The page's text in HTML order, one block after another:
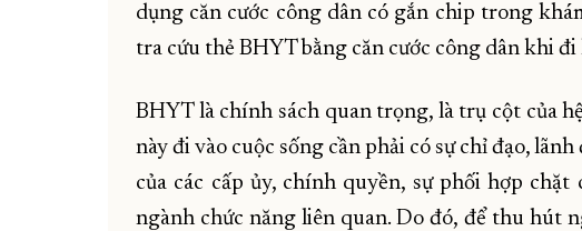
dụng căn cước công dân có gắn chip trong
tra cứu thẻ BHYT bằng căn cước công dân khi đi
BHYT là chính sách quan trọng, là trụ cột của
này đi vào cuộc sống cần phải có sự chỉ đạo,
của các cấp ủy, chính quyền, sự phối hợp
ngành chức năng liên quan. Do đó, để thu hút